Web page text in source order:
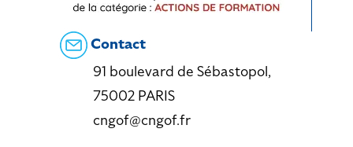
Contact
91 boulevard de Sébastopol,
75002 PARIS
cngof@cngof.fr